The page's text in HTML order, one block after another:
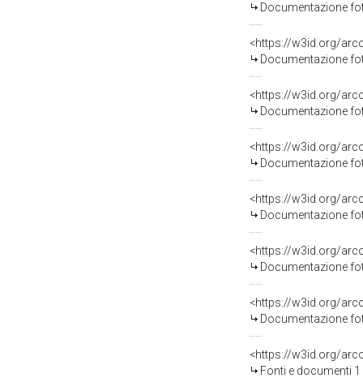
Documentazione
Documentazione
Documentazione
Documentazione
Documentazione
Documentazione
Documentazione
<https://w3id.org/
Fonti e documenti